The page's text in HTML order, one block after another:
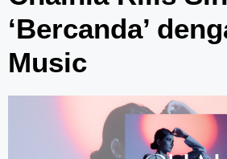
‘Bercanda’
Music